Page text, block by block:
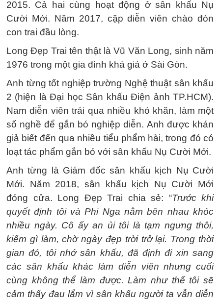
2015. Cả hai cùng hoạt động ở sân khấu Nụ
Cười Mới. Năm 2017, cặp diễn viên chào đón
con trai đầu lòng.
Long Đẹp Trai tên thật là Vũ Văn Long, sinh năm
1976 trong một gia đình khá giả ở Sài Gòn.
Anh từng tốt nghiệp trường Nghệ thuật sân khấu
2 (hiện là Đại học Sân khấu Điện ảnh TP.HCM).
Nam diễn viên trải qua nhiều khó khăn, làm một
số nghề để gắn bó nghiệp diễn. Anh được khán
giả biết đến qua nhiều tiểu phẩm hài, trong đó có
loạt tác phẩm gắn bó với sân khấu Nụ Cười Mới.
Anh từng là Giám đốc sân khấu kịch Nụ Cười
Mới. Năm 2018, sân khấu kịch Nụ Cười Mới
đóng cửa. Long Đẹp Trai chia sẻ: “Trước khi
quyết định tôi và Phi Nga nằm bên nhau khóc
nhiều ngày. Cô ấy an ủi tôi là tạm ngưng thôi,
kiếm gì làm, chờ ngày đẹp trời trở lại. Trong thời
gian đó, tôi nhớ sân khấu, đã định đi xin sang
các sân khấu khác làm diễn viên nhưng cuối
cùng không thể làm được. Làm như thế tôi sẽ
cảm thấy đau lắm vì sân khấu người ta vẫn diễn